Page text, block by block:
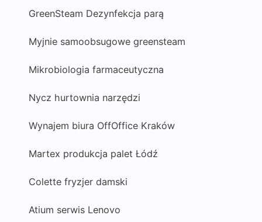
GreenSteam Dezynfekcja parą
Myjnie samoobsugowe greensteam
Mikrobiologia farmaceutyczna
Nycz hurtownia narzędzi
Wynajem biura OffOffice Kraków
Martex produkcja palet Łódź
Colette fryzjer damski
Atium serwis Lenovo